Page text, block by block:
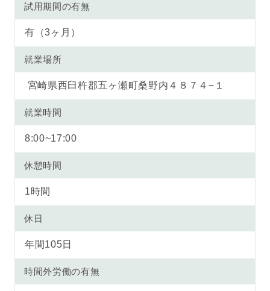
試用期間の有無
有（3ヶ月）
就業場所
宮崎県西臼杵郡五ヶ瀬町桑野内４８７４−１
就業時間
8:00~17:00
休憩時間
1時間
休日
年間105日
時間外労働の有無